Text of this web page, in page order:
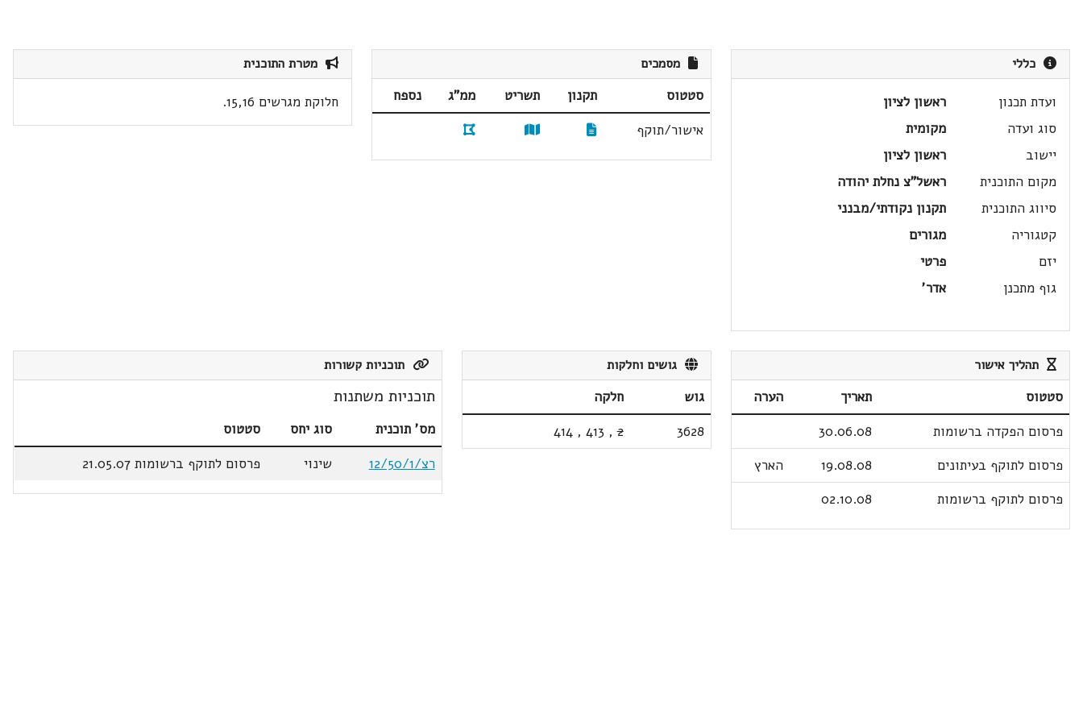
כללי
ועדת תכנון
ראשון לציון
סוג ועדה
מקומית
יישוב
ראשון לציון
מקום התוכנית
ראשל"צ נחלת יהודה
סיווג התוכנית
תקנון נקודתי/מבנני
קטגוריה
מגורים
יזם
פרטי
גוף מתכנן
אדר'
מסמכים
סטטוס תקנון תשריט ממ"ג
נספח
אישור/תוקף
מטרת התוכנית
חלוקת מגרשים 15,16.
תהליך אישור
סטטוס תאריך
הערה
פרסום הפקדה ברשומות
30.06.08
פרסום לתוקף בעיתונים
19.08.08
הארץ
פרסום לתוקף ברשומות
02.10.08
גושים וחלקות
גוש
חלקה
3628
2
,
413
,
414
תוכניות קשורות
תוכניות משתנות
מס' תוכנית סוג יחס
סטטוס
רצ/12/50/1
שינוי פרסום לתוקף ברשומות 21.05.07